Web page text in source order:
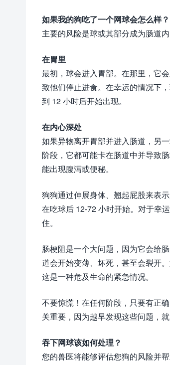
如果我的狗吃了一个网球会怎么样？
主要的风险是球或其部分成为肠道
在胃里
最初，球会进入胃部。在那里，它
致他们停止进食。在幸运的情况下
到 12 小时后开始出现。
在内心深处
如果异物离开胃部并进入肠道，另
阶段，它都可能卡在肠道中并导致
能出现腹泻或便秘。
狗狗通过伸展身体、翘起屁股来表
在吃球后 12-72 小时开始。对于幸
住。
肠梗阻是一个大问题，因为它会给
道会开始变薄、坏死，甚至会裂开
这是一种危及生命的紧急情况。
不要惊慌！在任何阶段，只要有正
关重要，因为越早发现这些问题，
吞下网球该如何处理？
您的兽医将能够评估您狗的风险并